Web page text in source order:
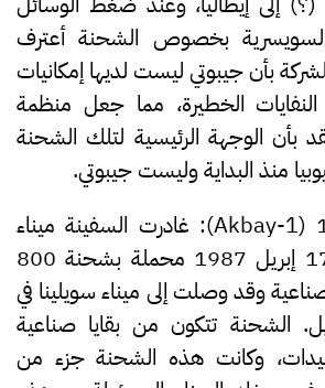
السويسرية بخصوص الشحنة أعترف
بأن جيبوتي ليست لديها إمكانيات
الخطيرة، مما جعل منظمة
بأن الوجهة الرئيسية لتلك الشحنة
منذ البداية وليست جيبوتي.
غادرت السفينة ميناء
مرينا دي كرارا في 17 إبريل 1987 محملة بشحنة 800
وقد وصلت إلى ميناء سويلينا في
في 26 إبريل. الشحنة تتكون من بقايا صناعية
وكانت هذه الشحنة جزء من